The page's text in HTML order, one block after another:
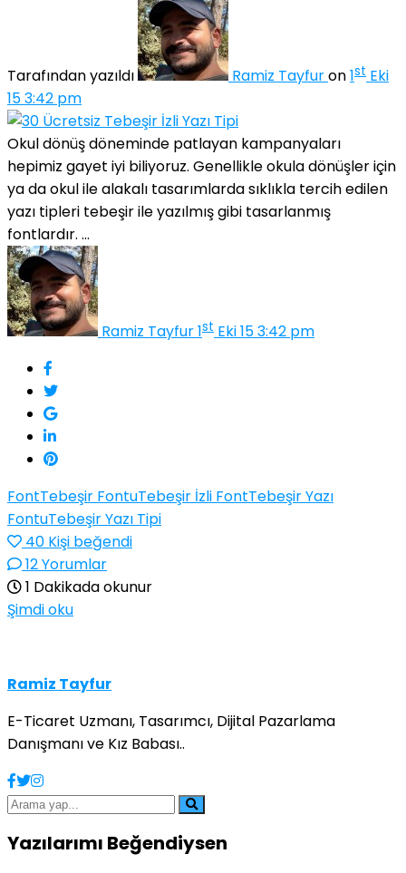
Tarafından yazıldı Ramiz Tayfuron1st Eki
15 3:42 pm
Okul dönüş döneminde patlayan kampanyaları
hepimiz gayet iyi biliyoruz. Genellikle okula dönüşler için
ya da okul ile alakalı tasarımlarda sıklıkla tercih edilen
yazı tipleri tebeşir ile yazılmış gibi tasarlanmış
fontlardır. ...
Ramiz Tayfur1st Eki 15 3:42 pm
FontTebeşir FontuTebeşir İzli FontTebeşir Yazı
FontuTebeşir Yazı Tipi
40 Kişi beğendi
12 Yorumlar
1 Dakikada okunur
Şimdi oku
Ramiz Tayfur
E-Ticaret Uzmanı, Tasarımcı, Dijital Pazarlama
Danışmanı ve Kız Babası..
Yazılarımı Beğendiysen